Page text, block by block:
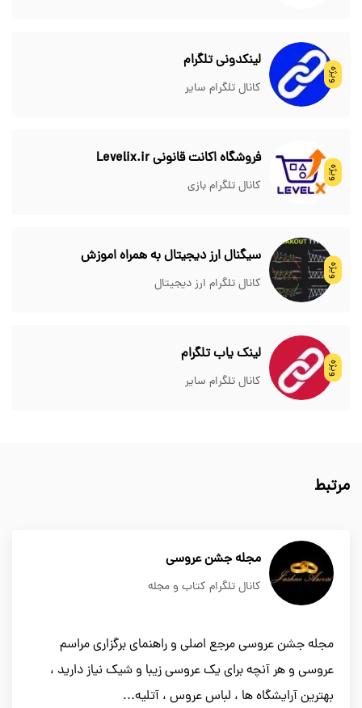
ویژه
لینکدونی تلگرام
کانال تلگرام سایر
ویژه
فروشگاه اکانت قانونی Levelix.ir
کانال تلگرام بازی
ویژه
سیگنال ارز دیجیتال به همراه اموزش
کانال تلگرام ارز دیجیتال
ویژه
لینک یاب تلگرام
کانال تلگرام سایر
مرتبط
مجله جشن عروسی
کانال تلگرام کتاب و مجله
مجله جشن عروسی مرجع اصلی و راهنمای برگزاری مراسم
عروسی و هر آنچه برای یک عروسی زیبا و شیک نیاز دارید ،
بهترین آرایشگاه ها ، لباس عروس ، آتلیه...